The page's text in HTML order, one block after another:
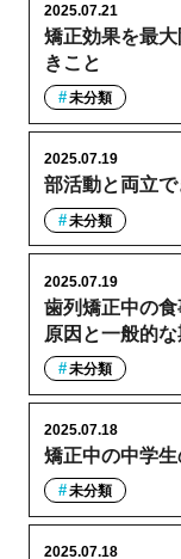
矯正効果を最
きこと
2025.07.21
未分類
部活動と両立
2025.07.19
未分類
歯列矯正中の
原因と一般的な
2025.07.19
未分類
矯正中の中学
2025.07.18
未分類
2025.07.18